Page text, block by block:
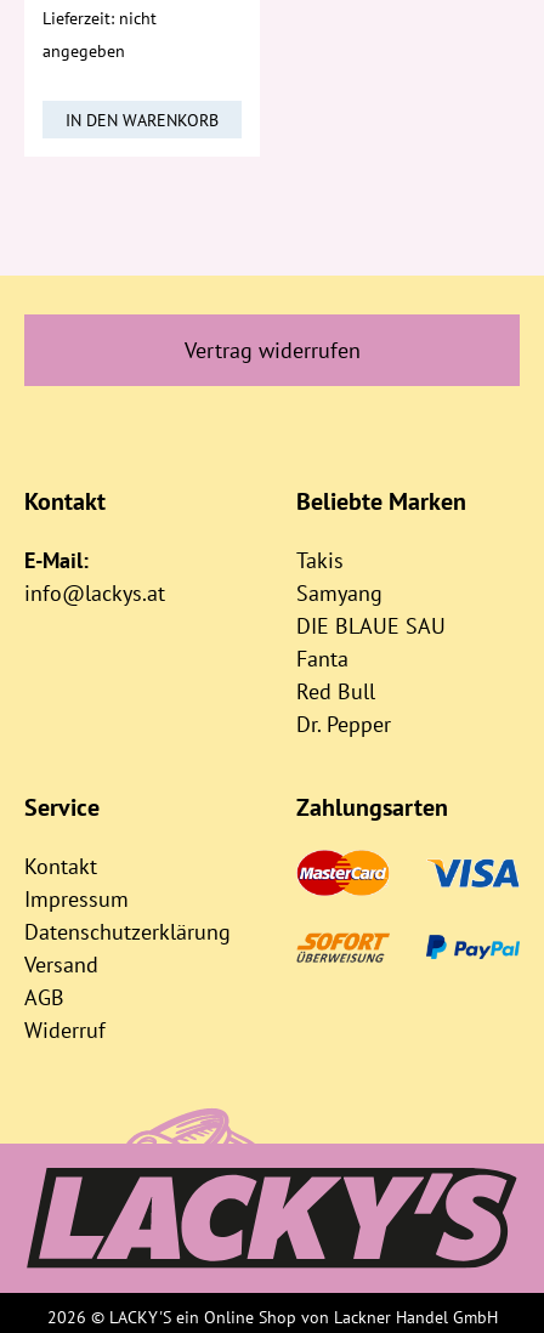
Lieferzeit: nicht
angegeben
IN DEN WARENKORB
Vertrag widerrufen
Kontakt
E-Mail:
info@lackys.at
Beliebte Marken
Takis
Samyang
DIE BLAUE SAU
Fanta
Red Bull
Dr. Pepper
Service
Kontakt
Impressum
Datenschutzerklärung
Versand
AGB
Widerruf
Zahlungsarten
2026 © LACKY'S ein Online Shop von Lackner Handel GmbH